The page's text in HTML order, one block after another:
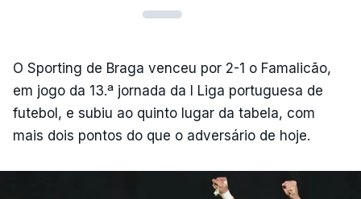
O Sporting de Braga venceu por 2-1 o Famalicão,
em jogo da 13.ª jornada da I Liga portuguesa de
futebol, e subiu ao quinto lugar da tabela, com
mais dois pontos do que o adversário de hoje.